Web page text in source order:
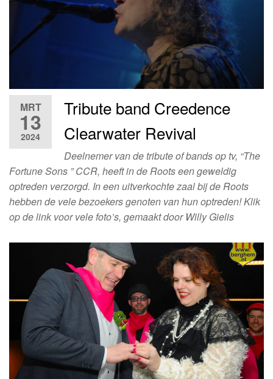
MRT
13
2024
Tribute band Creedence
Clearwater Revival
Deelnemer van de tribute of bands op tv, “The
Fortune Sons ” CCR, heeft in de Roots een geweldig
optreden verzorgd. In een uitverkochte zaal bij de Roots
hebben de vele bezoekers genoten van hun optreden! Klik
op de link voor vele foto’s, gemaakt door Willy Gielis